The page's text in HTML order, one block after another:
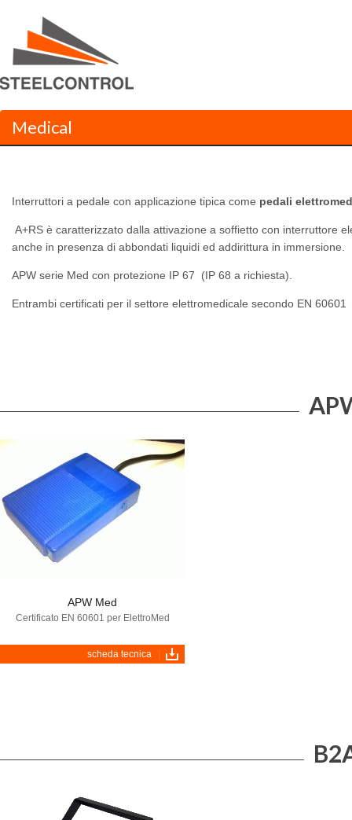
Medical
Interruttori a pedale con applicazione tipica come pedali
A+RS è caratterizzato dalla attivazione a soffietto con interruttore
anche in presenza di abbondati liquidi ed addirittura in immersione.
APW serie Med con protezione IP 67 (IP 68 a richiesta).
Entrambi certificati per il settore elettromedicale secondo EN 60601
APW Med
Certificato EN 60601 per ElettroMed
scheda tecnica